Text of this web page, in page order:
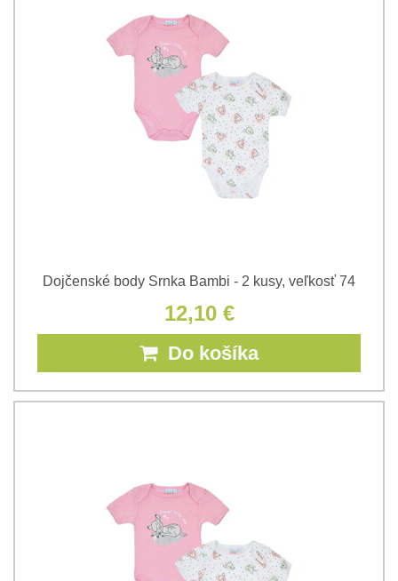
Dojčenské body Srnka Bambi - 2 kusy, veľkosť 74
12,10 €
Do košíka